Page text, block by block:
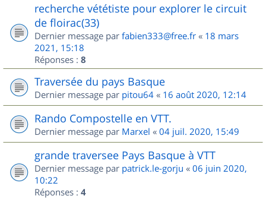
recherche vététiste pour explorer le circuit
de floirac(33)
Dernier message par fabien333@free.fr « 18 mars
2021, 15:18
Réponses : 8
Traversée du pays Basque
Dernier message par pitou64 « 16 août 2020, 12:14
Rando Compostelle en VTT.
Dernier message par Marxel « 04 juil. 2020, 15:49
grande traversee Pays Basque à VTT
Dernier message par patrick.le-gorju « 06 juin 2020,
10:22
Réponses : 4